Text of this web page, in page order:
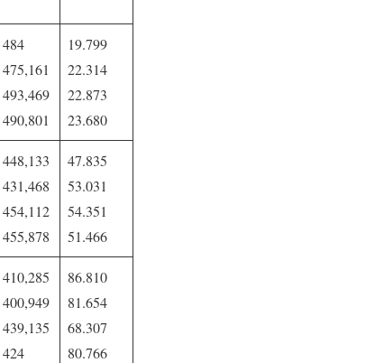
484
475,161
493,469
490,801
19.799
22.314
22.873
23.680
448,133
431,468
454,112
455,878
47.835
53.031
54.351
51.466
410,285
400,949
439,135
424
86.810
81.654
68.307
80.766